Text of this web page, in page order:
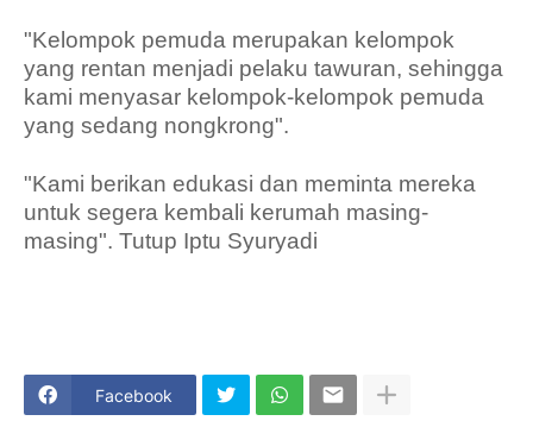
"Kelompok pemuda merupakan kelompok
yang rentan menjadi pelaku tawuran, sehingga
kami menyasar kelompok-kelompok pemuda
yang sedang nongkrong".
"Kami berikan edukasi dan meminta mereka
untuk segera kembali kerumah masing-
masing". Tutup Iptu Syuryadi
Facebook